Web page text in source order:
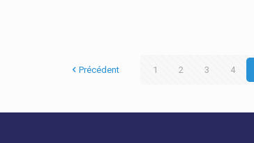
Précédent 1 2 3 4